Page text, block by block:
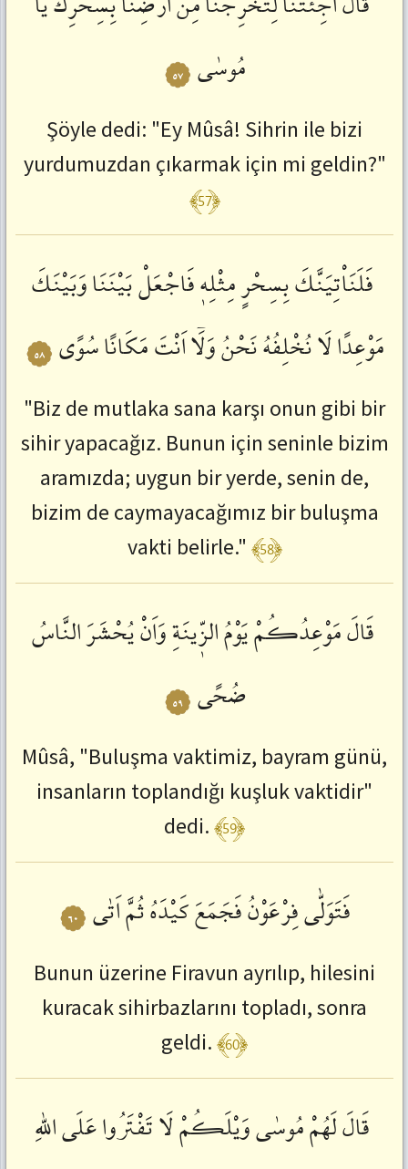
مُوسٰى ٥٧
Şöyle dedi: "Ey Mûsâ! Sihrin ile bizi
yurdumuzdan çıkarmak için mi geldin?"
﴾57﴿
فَلَنَاْتِيَنَّكَبِسِحْرٍ مِثْلِهٖفَاجْعَلْبَيْنَنَاوَبَيْنَكَ
مَوْعِدًالَانُخْلِفُهُنَحْنُوَلَٓااَنْتَمَكَانًاسُوًى ٥٨
"Biz de mutlaka sana karşı onun gibi bir
sihir yapacağız. Bunun için seninle bizim
aramızda; uygun bir yerde, senin de,
bizim de caymayacağımız bir buluşma
vakti belirle." ﴾58﴿
قَالَمَوْعِدُكُمْيَوْمُالزّٖينَةِوَاَنْيُحْشَرَالنَّاسُ
ضُحًى ٥٩
Mûsâ, "Buluşma vaktimiz, bayram günü,
insanların toplandığı kuşluk vaktidir"
dedi.﴾59﴿
فَتَوَلّٰىفِرْعَوْنُفَجَمَعَكَيْدَهُثُمَّاَتٰى ٦٠
Bunun üzerine Firavun ayrılıp, hilesini
kuracak sihirbazlarını topladı, sonra
geldi.﴾60﴿
قَالَلَهُمْمُوسٰىوَيْلَكُمْلَاتَفْتَرُواعَلَىاللّٰهِ